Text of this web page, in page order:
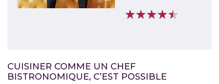
★★★★★
★★★★★
CUISINER COMME UN CHEF
BISTRONOMIQUE, C’EST POSSIBLE